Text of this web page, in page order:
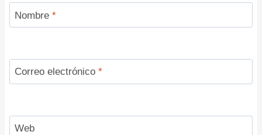
Nombre *
Correo electrónico *
Web